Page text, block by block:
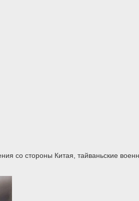
со стороны Китая, тайваньские